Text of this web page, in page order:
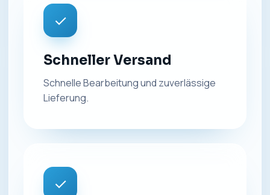
✓
Schneller Versand
Schnelle Bearbeitung und zuverlässige
Lieferung.
✓